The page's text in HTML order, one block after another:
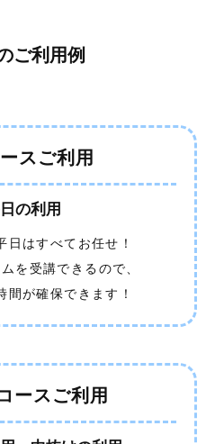
ご利用例
スご利用
の利用
日はすべてお任せ！
を受講できるので、
間が確保できます！
ースご利用